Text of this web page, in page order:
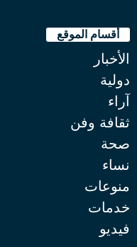
أقسام الموقع
الأخبار
دولية
آراء
ثقافة وفن
صحة
نساء
منوعات
خدمات
فيديو